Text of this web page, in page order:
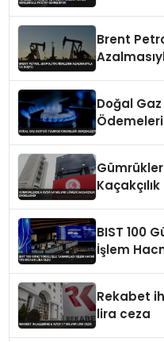
Brent
Doğal
BIST 100
İşlem
Rekabet
lira ceza